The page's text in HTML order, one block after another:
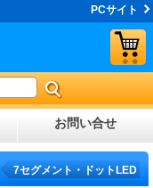
PCサイト
お問い合せ
7セグメント・ドットLED